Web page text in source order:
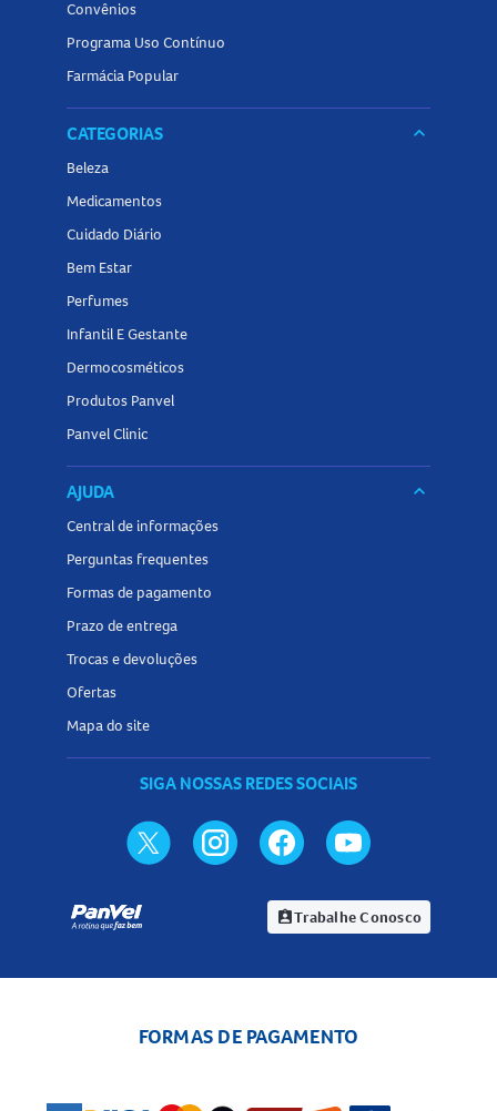
Convênios
Programa Uso Contínuo
Farmácia Popular
CATEGORIAS keyboard_arrow_down
Beleza
Medicamentos
Cuidado Diário
Bem Estar
Perfumes
Infantil E Gestante
Dermocosméticos
Produtos Panvel
Panvel Clinic
AJUDA keyboard_arrow_down
Central de informações
Perguntas frequentes
Formas de pagamento
Prazo de entrega
Trocas e devoluções
Ofertas
Mapa do site
SIGA NOSSAS REDES SOCIAIS
assignment_indTrabalhe Conosco
FORMAS DE PAGAMENTO